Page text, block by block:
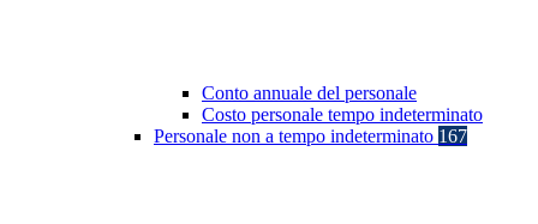
Conto annuale del personale
Costo personale tempo indeterminato
Personale non a tempo indeterminato 167